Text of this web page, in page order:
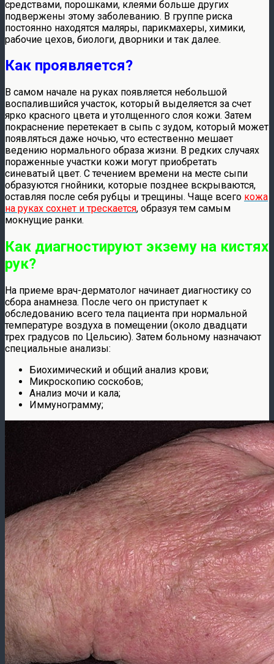
средствами, порошками, клеями больше других
подвержены этому заболеванию. В группе риска
постоянно находятся маляры, парикмахеры, химики,
рабочие цехов, биологи, дворники и так далее.
Как проявляется?
В самом начале на руках появляется небольшой
воспалившийся участок, который выделяется за счет
ярко красного цвета и утолщенного слоя кожи. Затем
покраснение перетекает в сыпь с зудом, который может
появляться даже ночью, что естественно мешает
ведению нормального образа жизни. В редких случаях
пораженные участки кожи могут приобретать
синеватый цвет. С течением времени на месте сыпи
образуются гнойники, которые позднее вскрываются,
оставляя после себя рубцы и трещины. Чаще всего кожа
на руках сохнет и трескается, образуя тем самым
мокнущие ранки.
Как диагностируют экзему на кистях
рук?
На приеме врач-дерматолог начинает диагностику со
сбора анамнеза. После чего он приступает к
обследованию всего тела пациента при нормальной
температуре воздуха в помещении (около двадцати
трех градусов по Цельсию). Затем больному назначают
специальные анализы:
Биохимический и общий анализ крови;
Микроскопию соскобов;
Анализ мочи и кала;
Иммунограмму;